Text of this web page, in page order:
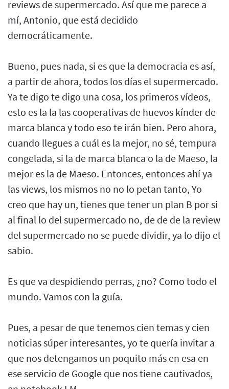
reviews de supermercado. Así que me parece a
mí, Antonio, que está decidido
democráticamente.
Bueno, pues nada, si es que la democracia es así,
a partir de ahora, todos los días el supermercado.
Ya te digo te digo una cosa, los primeros vídeos,
esto es la la las cooperativas de huevos kínder de
marca blanca y todo eso te irán bien. Pero ahora,
cuando llegues a cuál es la mejor, no sé, tempura
congelada, si la de marca blanca o la de Maeso, la
mejor es la de Maeso. Entonces, entonces ahí ya
las views, los mismos no no lo petan tanto, Yo
creo que hay un, tienes que tener un plan B por si
al final lo del supermercado no, de de de la review
del supermercado no se puede dividir, ya lo dijo el
sabio.
Es que va despidiendo perras, ¿no? Como todo el
mundo. Vamos con la guía.
Pues, a pesar de que tenemos cien temas y cien
noticias súper interesantes, yo te quería invitar a
que nos detengamos un poquito más en esa en
ese servicio de Google que nos tiene cautivados,